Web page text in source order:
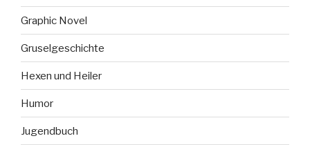
Graphic Novel
Gruselgeschichte
Hexen und Heiler
Humor
Jugendbuch